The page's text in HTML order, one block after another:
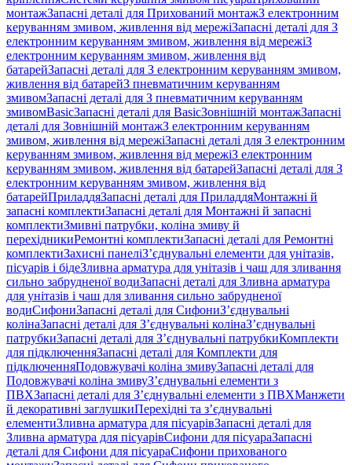
монтажЗапасні деталі для Прихований монтажЗ електронним
керуванням змивом, живлення від мережіЗапасні деталі для З
електронним керуванням змивом, живлення від мережіЗ
електронним керуванням змивом, живлення від
батарейЗапасні деталі для З електронним керуванням змивом,
живлення від батарейЗ пневматичним керуванням
змивомЗапасні деталі для З пневматичним керуванням
змивомBasicЗапасні деталі для BasicЗовнішній монтажЗапасні
деталі для Зовнішній монтажЗ електронним керуванням
змивом, живлення від мережіЗапасні деталі для З електронним
керуванням змивом, живлення від мережіЗ електронним
керуванням змивом, живлення від батарейЗапасні деталі для З
електронним керуванням змивом, живлення від
батарейПриладдяЗапасні деталі для ПриладдяМонтажні й
запасні комплектиЗапасні деталі для Монтажні й запасні
комплектиЗмивні патрубки, коліна змиву й
перехідникиРемонтні комплектиЗапасні деталі для Ремонтні
комплектиЗахисні панеліЗ’єднувальні елементи для унітазів,
пісуарів і бідеЗливна арматура для унітазів і чаш для зливання
сильно забрудненої водиЗапасні деталі для Зливна арматура
для унітазів і чаш для зливання сильно забрудненої
водиСифониЗапасні деталі для СифониЗ’єднувальні
колінаЗапасні деталі для З’єднувальні колінаЗ’єднувальні
патрубкиЗапасні деталі для З’єднувальні патрубкиКомплекти
для підключенняЗапасні деталі для Комплекти для
підключенняПодовжувачі коліна змивуЗапасні деталі для
Подовжувачі коліна змивуЗ’єднувальні елементи з
ПВХЗапасні деталі для З’єднувальні елементи з ПВХМанжети
й декоративні заглушкиПерехідні та з’єднувальні
елементиЗливна арматура для пісуарівЗапасні деталі для
Зливна арматура для пісуарівСифони для пісуараЗапасні
деталі для Сифони для пісуараСифони прихованого